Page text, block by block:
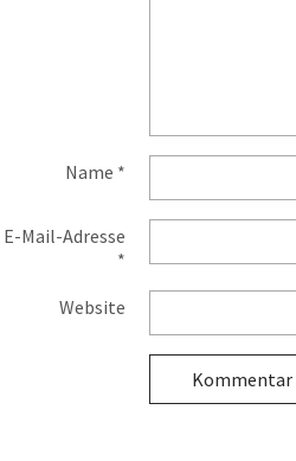
Name *
E-Mail-Adresse
*
Website